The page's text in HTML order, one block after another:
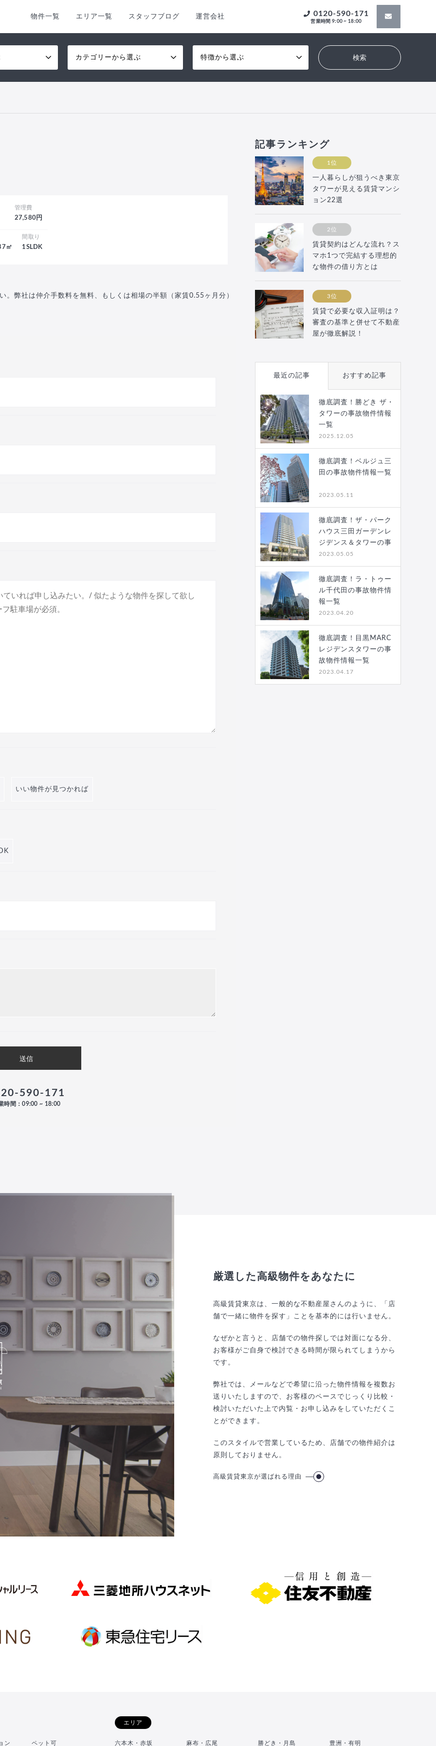
物件一覧 エリア一覧 スタッフブログ 運営会社 0120-590-171
営業時間 9:00 ~ 18:00
カテゴリーから選ぶ 特徴から選ぶ
管理費
27,580円
㎡
間取り
1SLDK
。弊社は仲介手数料を無料、もしくは相場の半額（家賃0.55ヶ月分）
いい物件が見つかれば
590-171
時間：09:00 ~ 18:00
記事ランキング
1位
一人暮らしが狙うべき東京
タワーが見える賃貸マンシ
ョン22選
2位
賃貸契約はどんな流れ？ス
マホ1つで完結する理想的
な物件の借り方とは
3位
賃貸で必要な収入証明は？
審査の基準と併せて不動産
屋が徹底解説！
最近の記事 おすすめ記事
徹底調査！勝どき ザ・
タワーの事故物件情報
一覧
2025.12.05
徹底調査！ベルジュ三
田の事故物件情報一覧
2023.05.11
徹底調査！ザ・パーク
ハウス三田ガーデンレ
ジデンス＆タワーの事
故…
2023.05.05
徹底調査！ラ・トゥー
ル千代田の事故物件情
報一覧
2023.04.20
徹底調査！目黒MARC
レジデンスタワーの事
故物件情報一覧
2023.04.17
厳選した高級物件をあなたに
高級賃貸東京は、一般的な不動産屋さんのように、「店
舗で一緒に物件を探す」ことを基本的には行いません。
なぜかと言うと、店舗での物件探しでは対面になる分、
お客様がご自身で検討できる時間が限られてしまうから
です。
弊社では、メールなどで希望に沿った物件情報を複数お
送りいたしますので、お客様のペースでじっくり比較・
検討いただいた上で内覧・お申し込みをしていただくこ
とができます。
このスタイルで営業しているため、店舗での物件紹介は
原則しておりません。
高級賃貸東京が選ばれる理由
ン ペット可
エリア
六本木・赤坂 麻布・広尾 勝どき・月島 豊洲・有明